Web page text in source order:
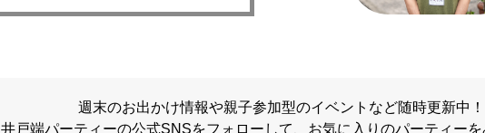
週末のお出かけ情報や親子参加型のイベントなど随時更新中！
井戸端パーティーの公式SNSをフォローして、 お気に入りのパーティー